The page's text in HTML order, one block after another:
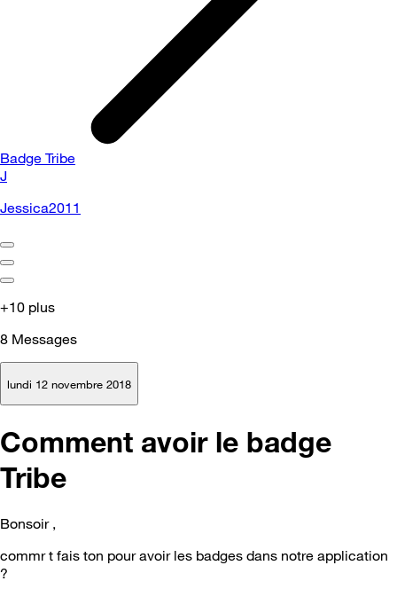
Badge Tribe
J
Jessica2011
+10 plus
8 Messages
lundi 12 novembre 2018
Comment avoir le badge
Tribe
Bonsoir ,
commr t fais ton pour avoir les badges dans notre application
?